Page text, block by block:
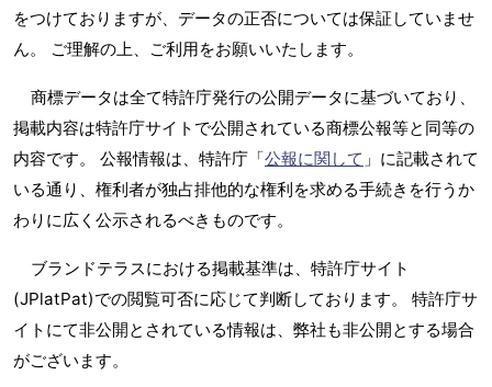
をつけておりますが、データの正否については保証していませ
ん。 ご理解の上、ご利用をお願いいたします。
商標データは全て特許庁発行の公開データに基づいており、
掲載内容は特許庁サイトで公開されている商標公報等と同等の
内容です。 公報情報は、特許庁「公報に関して 」に記載されて
いる通り、権利者が独占排他的な権利を求める手続きを行うか
わりに広く公示されるべきものです。
ブランドテラスにおける掲載基準は、特許庁サイト
(JPlatPat)での閲覧可否に応じて判断しております。 特許庁サ
イトにて非公開とされている情報は、弊社も非公開とする場合
がございます。